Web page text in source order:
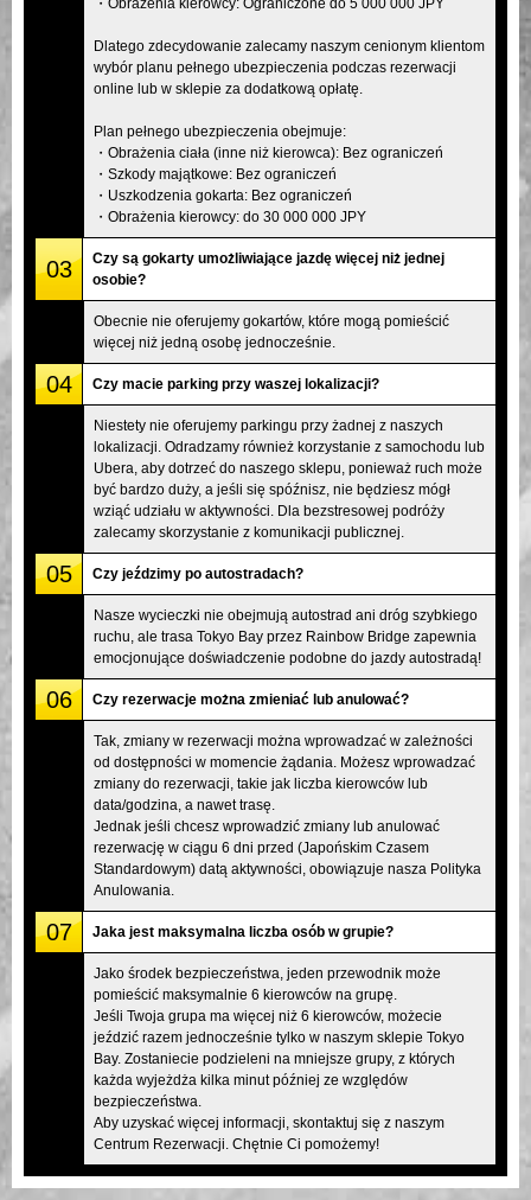
Dlatego zdecydowanie zalecamy naszym cenionym klientom
wybór planu pełnego ubezpieczenia podczas rezerwacji
online lub w sklepie za dodatkową opłatę.
Plan pełnego ubezpieczenia obejmuje:
・Obrażenia ciała (inne niż kierowca): Bez ograniczeń
・Szkody majątkowe: Bez ograniczeń
・Uszkodzenia gokarta: Bez ograniczeń
・Obrażenia kierowcy: do 30 000 000 JPY
03
Czy są gokarty umożliwiające jazdę więcej niż jednej
osobie?
Obecnie nie oferujemy gokartów, które mogą pomieścić
więcej niż jedną osobę jednocześnie.
04 Czy macie parking przy waszej lokalizacji?
Niestety nie oferujemy parkingu przy żadnej z naszych
lokalizacji. Odradzamy również korzystanie z samochodu lub
Ubera, aby dotrzeć do naszego sklepu, ponieważ ruch może
być bardzo duży, a jeśli się spóźnisz, nie będziesz mógł
wziąć udziału w aktywności. Dla bezstresowej podróży
zalecamy skorzystanie z komunikacji publicznej.
05 Czy jeździmy po autostradach?
Nasze wycieczki nie obejmują autostrad ani dróg szybkiego
ruchu, ale trasa Tokyo Bay przez Rainbow Bridge zapewnia
emocjonujące doświadczenie podobne do jazdy autostradą!
06 Czy rezerwacje można zmieniać lub anulować?
Tak, zmiany w rezerwacji można wprowadzać w zależności
od dostępności w momencie żądania. Możesz wprowadzać
zmiany do rezerwacji, takie jak liczba kierowców lub
data/godzina, a nawet trasę.
Jednak jeśli chcesz wprowadzić zmiany lub anulować
rezerwację w ciągu 6 dni przed (Japońskim Czasem
Standardowym) datą aktywności, obowiązuje nasza Polityka
Anulowania.
07 Jaka jest maksymalna liczba osób w grupie?
Jako środek bezpieczeństwa, jeden przewodnik może
pomieścić maksymalnie 6 kierowców na grupę.
Jeśli Twoja grupa ma więcej niż 6 kierowców, możecie
jeździć razem jednocześnie tylko w naszym sklepie Tokyo
Bay. Zostaniecie podzieleni na mniejsze grupy, z których
każda wyjeżdża kilka minut później ze względów
bezpieczeństwa.
Aby uzyskać więcej informacji, skontaktuj się z naszym
Centrum Rezerwacji. Chętnie Ci pomożemy!